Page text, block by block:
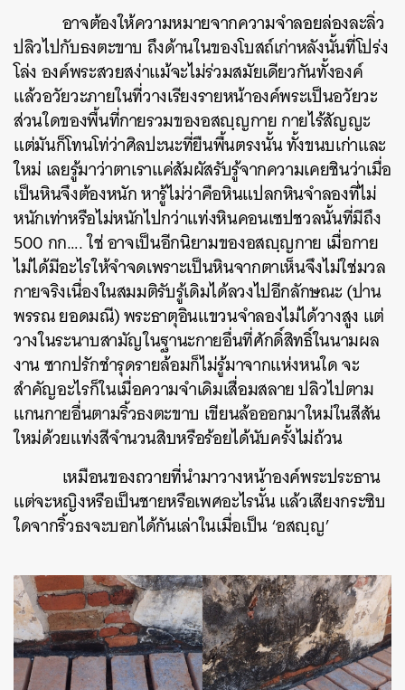
อาจต้องให้ความหมายจากความจำลอยล่องละลิ่ว
ปลิวไปกับธงตะขาบ ถึงด้านในของโบสถ์เก่าหลังนั้นที่โปร่ง
โล่ง องค์พระสวยสง่าแม้จะไม่ร่วมสมัยเดียวกันทั้งองค์
แล้วอวัยวะภายในที่วางเรียงรายหน้าองค์พระเป็นอวัยวะ
ส่วนใดของพื้นที่กายรวมของอสญฺญกาย กายไร้สัญญะ
แต่มันก็โทนโท่ว่าศิลปะนะที่ยืนพื้นตรงนั้น ทั้งขนบเก่าและ
ใหม่ เลยรู้มาว่าตาเราแค่สัมผัสรับรู้จากความเคยชินว่าเมื่อ
เป็นหินจึงต้องหนัก หารู้ไม่ว่าคือหินแปลกหินจำลองที่ไม่
หนักเท่าหรือไม่หนักไปกว่าแท่งหินคอนเซปชวลนั้นที่มีถึง
500 กก…. ใช่ อาจเป็นอีกนิยามของอสญฺญกาย เมื่อกาย
ไม่ได้มีอะไรให้จำจดเพราะเป็นหินจากตาเห็นจึงไม่ใช่มวล
กายจริงเนื่องในสมมติรับรู้เดิมได้ลวงไปอีกลักษณะ (ปาน
พรรณ ยอดมณี) พระธาตุอินแขวนจำลองไม่ได้วางสูง แต่
วางในระนาบสามัญในฐานะกายอื่นที่ศักดิ์สิทธิ์ในนามผล
งาน ซากปรักชำรุดรายล้อมก็ไม่รู้มาจากแห่งหนใด จะ
สำคัญอะไรก็ในเมื่อความจำเดิมเสื่อมสลาย ปลิวไปตาม
แกนกายอื่นตามริ้วธงตะขาบ เขียนล้อออกมาใหม่ในสีสัน
ใหม่ด้วยแท่งสีจำนวนสิบหรือร้อยได้นับครั้งไม่ถ้วน
เหมือนของถวายที่นำมาวางหน้าองค์พระประธาน
แต่จะหญิงหรือเป็นชายหรือเพศอะไรนั้น แล้วเสียงกระซิบ
ใดจากริ้วธงจะบอกได้กันเล่าในเมื่อเป็น ‘อสญฺญ’